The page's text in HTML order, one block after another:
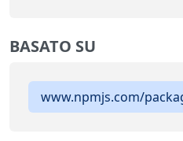
BASATO SU
www.npmjs.com/